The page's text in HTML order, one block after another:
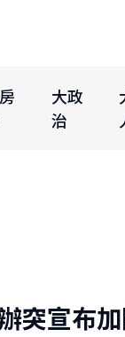
大政
治
突宣布